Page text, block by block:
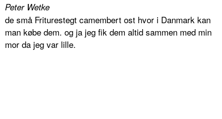
Peter Wetke
de små Friturestegt camembert ost hvor i Danmark kan
man købe dem. og ja jeg fik dem altid sammen med min
mor da jeg var lille.